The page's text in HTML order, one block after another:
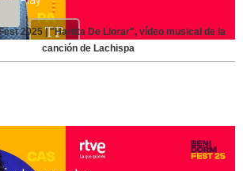
2025 | "Hartita De Llorar", vídeo musical de la
canción de Lachispa